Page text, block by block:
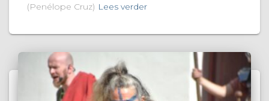
(Penélope Cruz) Lees verder